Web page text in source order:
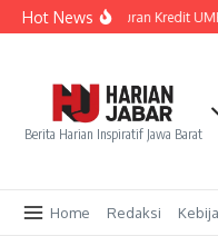
Lewati ke konten
Hot NewsPenyaluran Kredit
Berita Harian Inspiratif Jawa Barat
Home Redaksi